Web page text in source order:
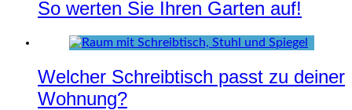
So werten Sie Ihren Garten auf!
Welcher Schreibtisch passt zu deiner
Wohnung?